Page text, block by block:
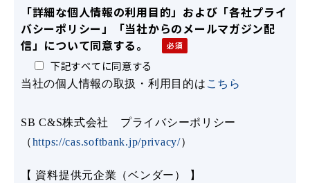
「詳細な個人情報の利用目的」および「各社プライ
バシーポリシー」「当社からのメールマガジン配
信」について同意する。
下記すべてに同意する
当社の個人情報の取扱・利用目的は こちら
SB C&S株式会社 プライバシーポリシー
（https://cas.softbank.jp/privacy/）
【 資料提供元企業（ベンダー） 】